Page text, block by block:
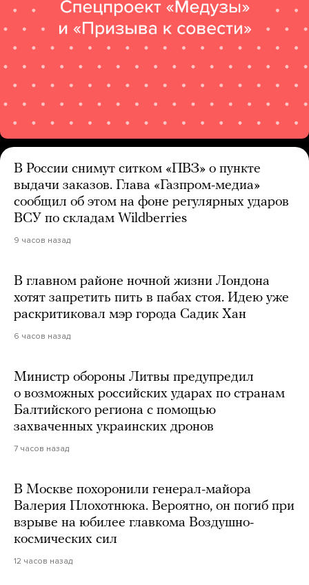
В России снимут ситком «ПВЗ» о пункте
выдачи заказов. Глава «Газпром-медиа»
сообщил об этом на фоне регулярных ударов
ВСУ по складам Wildberries
9 часов назад
В главном районе ночной жизни Лондона
хотят запретить пить в пабах стоя. Идею уже
раскритиковал мэр города Садик Хан
6 часов назад
Министр обороны Литвы предупредил
о возможных российских ударах по странам
Балтийского региона с помощью
захваченных украинских дронов
7 часов назад
В Москве похоронили генерал-майора
Валерия Плохотнюка. Вероятно, он погиб при
взрыве на юбилее главкома Воздушно-
космических сил
12 часов назад